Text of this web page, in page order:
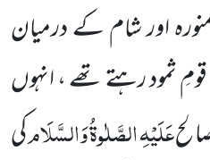
منورہ اور شام کے درمیان
قومِ ثمود رہتے تھے ، انہوں
عَلَیْہِ الصَّلٰوۃُ وَالسَّلَامکی